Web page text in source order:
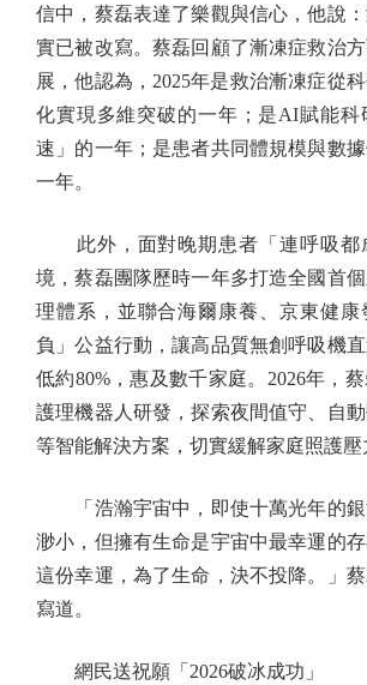
信中，蔡磊表達了樂觀與信心，他說
實已被改寫。蔡磊回顧了漸凍症救治
展，他認為，2025年是救治漸凍症從
化實現多維突破的一年；是AI賦能科
速」的一年；是患者共同體規模與數
一年。
此外，面對晚期患者「連呼吸都
境，蔡磊團隊歷時一年多打造全國首
理體系，並聯合海爾康養、京東健康
負」公益行動，讓高品質無創呼吸機
低約80%，惠及數千家庭。2026年，
護理機器人研發，探索夜間值守、自
等智能解決方案，切實緩解家庭照護壓
「浩瀚宇宙中，即使十萬光年的銀
渺小，但擁有生命是宇宙中最幸運的
這份幸運，為了生命，決不投降。」
寫道。
網民送祝願「2026破冰成功」